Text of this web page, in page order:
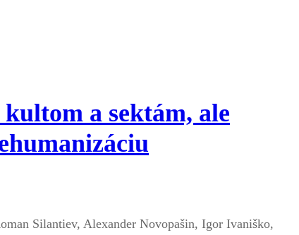
a sektám, ale
Silantiev, Alexander Novopašin, Igor Ivaniško,